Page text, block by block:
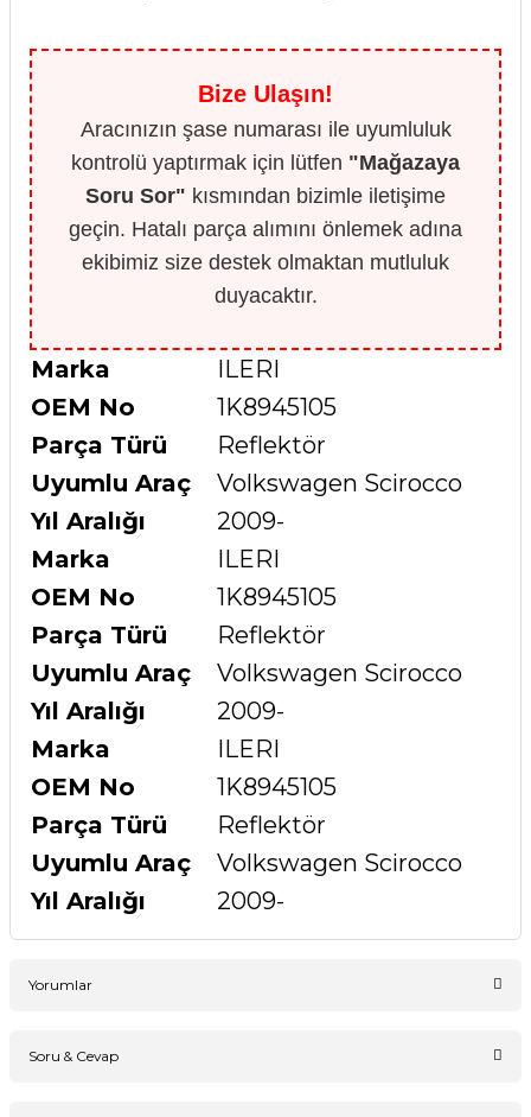
Bize Ulaşın!
Aracınızın şase numarası ile uyumluluk
kontrolü yaptırmak için lütfen "Mağazaya
Soru Sor" kısmından bizimle iletişime
geçin. Hatalı parça alımını önlemek adına
ekibimiz size destek olmaktan mutluluk
duyacaktır.
Marka
ILERI
OEM No
1K8945105
Parça Türü
Reflektör
Uyumlu Araç
Volkswagen Scirocco
Yıl Aralığı
2009-
Marka
ILERI
OEM No
1K8945105
Parça Türü
Reflektör
Uyumlu Araç
Volkswagen Scirocco
Yıl Aralığı
2009-
Marka
ILERI
OEM No
1K8945105
Parça Türü
Reflektör
Uyumlu Araç
Volkswagen Scirocco
Yıl Aralığı
2009-
Yorumlar
Soru & Cevap